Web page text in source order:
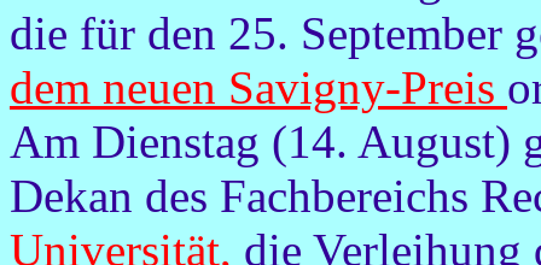
die für den 25. September
dem neuen Savigny-Preis
Am Dienstag (14. August)
Dekan des Fachbereichs
Universität, die Verleihung